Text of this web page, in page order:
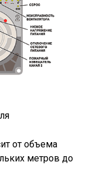
от объема
метров до